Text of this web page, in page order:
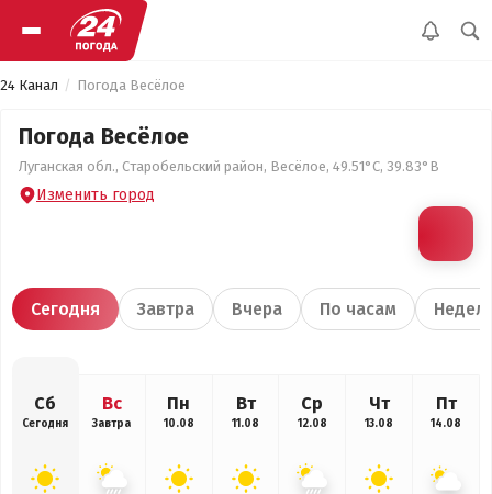
24 Канал Погода Весёлое
Погода Весёлое
Луганская обл., Старобельский район, Весёлое, 49.51°С, 39.83°В
Изменить город
Сегодня Завтра Вчера По часам
Сб
Сегодня
Вс
Завтра
Пн
10.08
Вт
11.08
Ср
12.08
Чт
13.08
Пт
14.08